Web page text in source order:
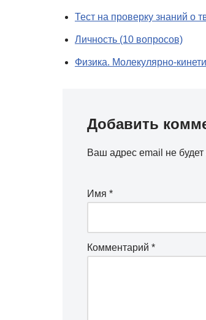
Тест на проверку знаний о
Личность (10 вопросов)
Физика. Молекулярно-
Добавить
Ваш адрес email не будет
Имя *
Комментарий *